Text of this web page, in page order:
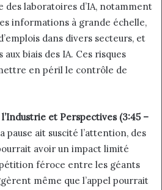
des laboratoires d’IA, notamment
informations à grande échelle,
dans divers secteurs, et
biais des IA. Ces risques
en péril le contrôle de
et Perspectives (3:45 –
pause ait suscité l’attention, des
avoir un impact limité
féroce entre les géants
même que l’appel pourrait